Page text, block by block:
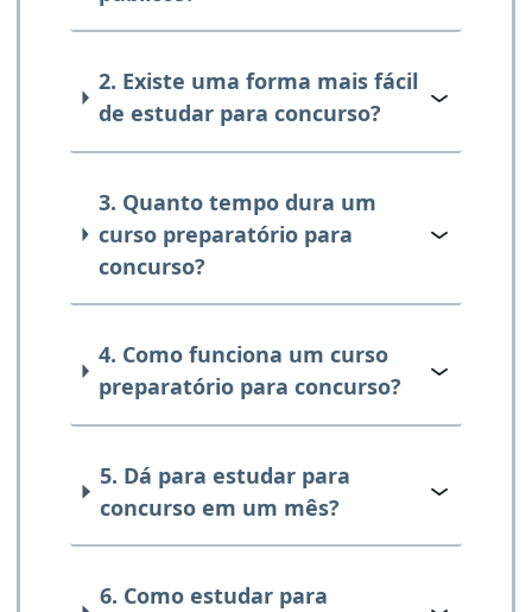
2. Existe uma forma mais fácil
de estudar para concurso?
3. Quanto tempo dura um
curso preparatório para
concurso?
4. Como funciona um curso
preparatório para concurso?
5. Dá para estudar para
concurso em um mês?
6. Como estudar para